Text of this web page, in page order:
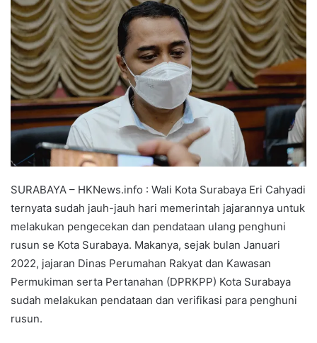
SURABAYA – HKNews.info : Wali Kota Surabaya Eri Cahyadi
ternyata sudah jauh-jauh hari memerintah jajarannya untuk
melakukan pengecekan dan pendataan ulang penghuni
rusun se Kota Surabaya. Makanya, sejak bulan Januari
2022, jajaran Dinas Perumahan Rakyat dan Kawasan
Permukiman serta Pertanahan (DPRKPP) Kota Surabaya
sudah melakukan pendataan dan verifikasi para penghuni
rusun.